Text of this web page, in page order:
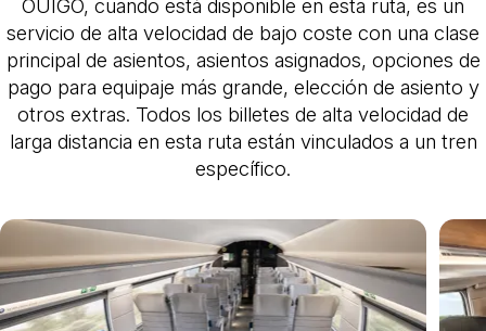
OUIGO, cuando está disponible en esta ruta, es un
servicio de alta velocidad de bajo coste con una clase
principal de asientos, asientos asignados, opciones de
pago para equipaje más grande, elección de asiento y
otros extras. Todos los billetes de alta velocidad de
larga distancia en esta ruta están vinculados a un tren
específico.